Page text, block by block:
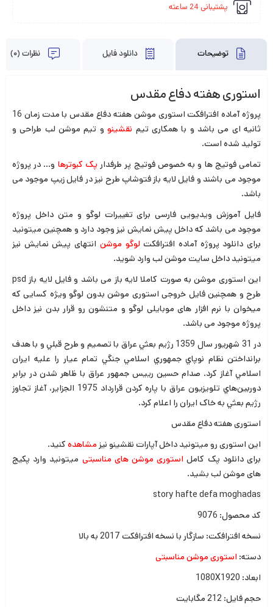
پشتیبانی 24 ساعته
توضیحات دانلود فایل نظرات (0)
استوری هفته دفاع مقدس
پروژه آماده افترافکت استوری موشن هفته دفاع مقدس با مدت زمان 16
ثانیه ای می باشد و با همکاری تیم نقشینوو تیم موشن لب طراحی و
تولید شده است.
تمامی فوتیج ها و به خصوص فوتیج پر طرفدار پک کبوترها و… در پروژه
موجود می باشند و فایل لایه باز فتوشاپ طرح نیز در فایل زیپ موجود می
باشد.
فایل آموزش ویدیویی فارسی برای تغییرات لوگو و متن داخل پروژه
موجود می باشد که داخل پیش نمایش نیز وجود دارد و همچنین میتونید
برای دانلود پروژه آماده افترافکت لوگو موشن انتهای پیش نمایش نیز
میتونید داخل سایت موشن لب وارد شوید.
این استوری موشن به صورت کاملا لایه باز می باشد و فایل لایه باز psd
طرح و همچنین فایل خروجی استوری موشن بدون لوگو ویژه کسایی که
میخوان با نرم افزار های موبایلی لوگو و متنشون رو قرار بدن نیز داخل
پروژه موجود می باشد.
در 31 شهريور سال 1359 رژيم بعثي عراق با تصميم و طرح قبلي و با هدف
برانداختن نظام نوپاي جمهوري اسلامي جنگي تمام عيار را عليه ايران
اسلامي آغاز کرد. صدام حسين رييس جمهور عراق با ظاهر شدن در برابر
دوربين‌هاي تلويزيون عراق با پاره کردن قرارداد 1975 الجزاير، آغاز تجاوز
رژيم بعثي به خاک ايران را اعلام کرد.
استوری هفته دفاع مقدس
این استوری رو میتونید داخل آپارات نقشینو نیز مشاهده کنید.
برای دانلود پک کامل استوری موشن های مناسبتی میتونید وارد پکیج
های موشن لب بشید.
story hafte defa moghadas
کد محصول: 9076
نسخه افترافکت: سازگار با نسخه افترافکت 2017 به بالا
دسته: استوری موشن مناسبتی
ابعاد: 1080X1920
حجم فایل: 212 مگابایت